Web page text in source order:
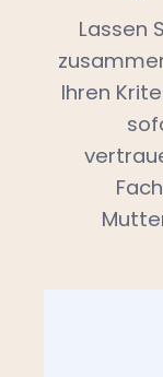
Lassen
Ihren